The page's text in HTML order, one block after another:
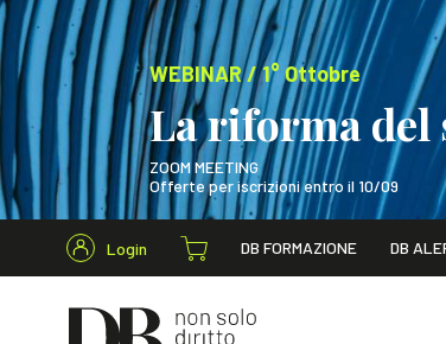
WEBINAR / 1° Ottobre
La riforma del
ZOOM MEETING
Offerte per iscrizioni entro il 10/09
Login DB FORMAZIONE DB